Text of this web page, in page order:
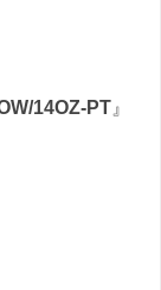
14OZ-PT 』